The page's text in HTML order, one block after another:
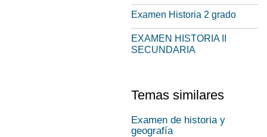
Examen Historia 2 grado
EXAMEN HISTORIA II
SECUNDARIA
Temas similares
Examen de historia y
geografía